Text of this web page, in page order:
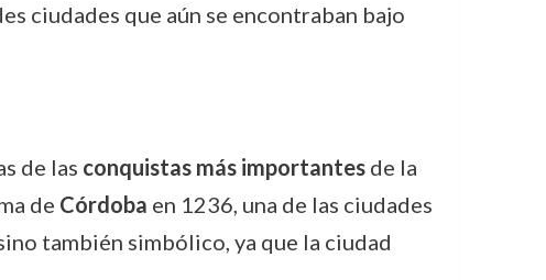
ciudades que aún se encontraban bajo
de las conquistas más importantesde la
de Córdoba en 1236, una de las ciudades
también simbólico, ya que la ciudad